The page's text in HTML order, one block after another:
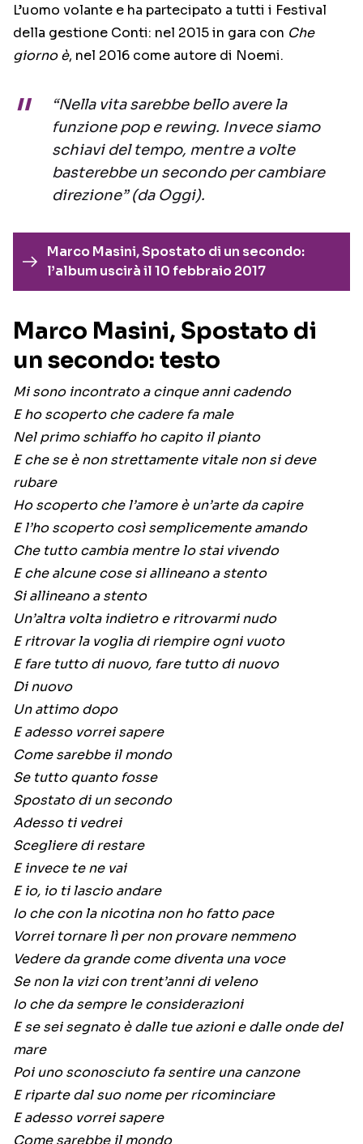
L’uomo volante e ha partecipato a tutti i Festival
della gestione Conti: nel 2015 in gara con Che
giorno è, nel 2016 come autore di Noemi.
“Nella vita sarebbe bello avere la
funzione pop e rewing. Invece siamo
schiavi del tempo, mentre a volte
basterebbe un secondo per cambiare
direzione” (da Oggi).
Marco Masini, Spostato di un secondo:
l’album uscirà il 10 febbraio 2017
Marco Masini, Spostato di
un secondo: testo
Mi sono incontrato a cinque anni cadendo
E ho scoperto che cadere fa male
Nel primo schiaffo ho capito il pianto
E che se è non strettamente vitale non si deve
rubare
Ho scoperto che l’amore è un’arte da capire
E l’ho scoperto così semplicemente amando
Che tutto cambia mentre lo stai vivendo
E che alcune cose si allineano a stento
Si allineano a stento
Un’altra volta indietro e ritrovarmi nudo
E ritrovar la voglia di riempire ogni vuoto
E fare tutto di nuovo, fare tutto di nuovo
Di nuovo
Un attimo dopo
E adesso vorrei sapere
Come sarebbe il mondo
Se tutto quanto fosse
Spostato di un secondo
Adesso ti vedrei
Scegliere di restare
E invece te ne vai
E io, io ti lascio andare
Io che con la nicotina non ho fatto pace
Vorrei tornare lì per non provare nemmeno
Vedere da grande come diventa una voce
Se non la vizi con trent’anni di veleno
Io che da sempre le considerazioni
E se sei segnato è dalle tue azioni e dalle onde del
mare
Poi uno sconosciuto fa sentire una canzone
E riparte dal suo nome per ricominciare
E adesso vorrei sapere
Come sarebbe il mondo